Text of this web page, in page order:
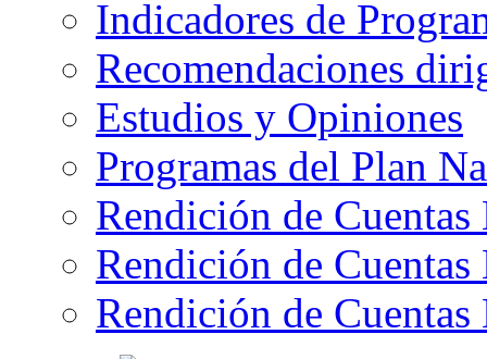
Indicadores de
Recomendaciones
Estudios y Opiniones
Programas del Plan
Rendición de Cuentas
Rendición de Cuentas
Rendición de